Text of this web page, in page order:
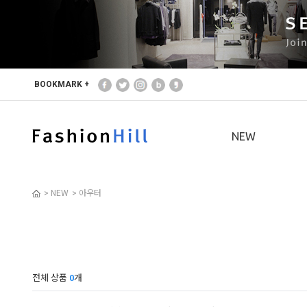
BOOKMARK +
NEW
> NEW > 아우터
전체 상품 0개